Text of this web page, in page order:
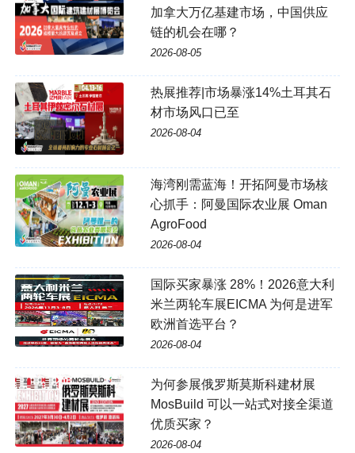
加拿大万亿基建市场，中国供应
链的机会在哪？
2026-08-05
热展推荐|市场暴涨14%土耳其石
材市场风口已至
2026-08-04
海湾刚需蓝海！开拓阿曼市场核
心抓手：阿曼国际农业展 Oman
AgroFood
2026-08-04
国际买家暴涨 28%！2026意大利
米兰两轮车展EICMA 为何是进军
欧洲首选平台？
2026-08-04
为何参展俄罗斯莫斯科建材展
MosBuild 可以一站式对接全渠道
优质买家？
2026-08-04